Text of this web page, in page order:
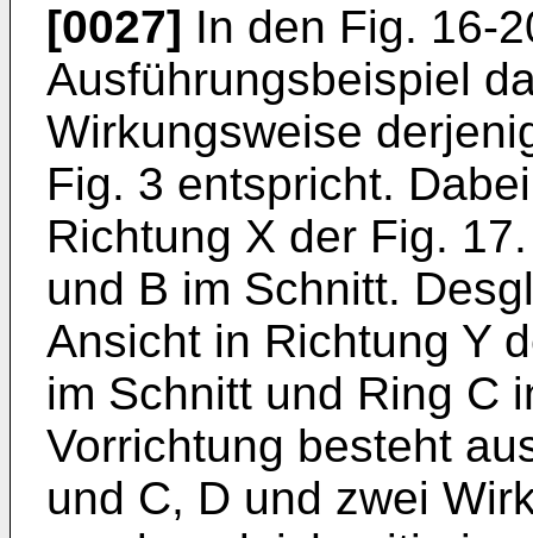
[0027] In den Fig. 16-
Ausführungsbeispiel
Wirkungsweise
Fig. 3 entspricht.
Richtung X der Fig.
und B im Schnitt.
Ansicht in Richtung Y
im Schnitt und Ring C
Vorrichtung besteht
und C, D und zwei